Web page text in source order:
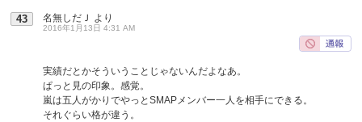
43 名無しだＪ より
2016年1月13日 4:31 AM
実績だとかそういうことじゃないんだよなあ。
ぱっと見の印象。感覚。
嵐は五人がかりでやっとSMAPメンバー一人を相手にできる。
それぐらい格が違う。